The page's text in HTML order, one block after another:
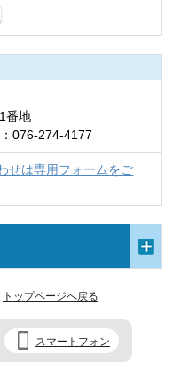
番地
076-274-4177
せは専用フォームをご
トップページへ戻る
スマートフォン